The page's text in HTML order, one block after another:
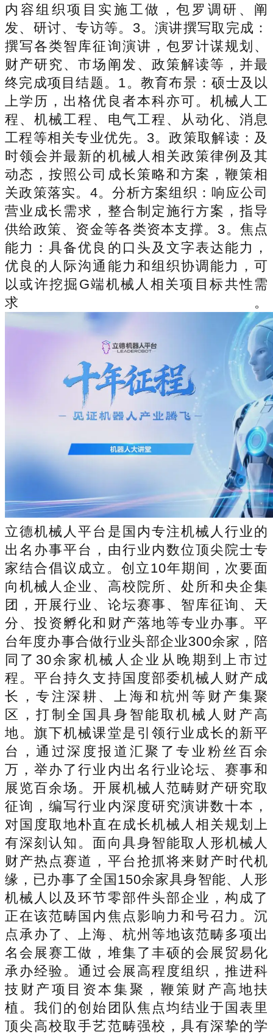
内容组织项目实施工做，包罗调研、阐
发、研讨、专访等。3。演讲撰写取完成：
撰写各类智库征询演讲，包罗计谋规划、
财产研究、市场阐发、政策解读等，并最
终完成项目结题。1。教育布景：硕士及以
上学历，出格优良者本科亦可。机械人工
程、机械工程、电气工程、从动化、消息
工程等相关专业优先。3。政策取解读：及
时领会并最新的机械人相关政策律例及其
动态，按照公司成长策略和方案，鞭策相
关政策落实。4。分析方案组织：响应公司
营业成长需求，整合制定施行方案，指导
供给政策、资金等各类资本支撑。3。焦点
能力：具备优良的口头及文字表达能力，
优良的人际沟通能力和组织协调能力，可
以或许挖掘G端机械人相关项目标共性需
求。
立德机械人平台是国内专注机械人行业的
出名办事平台，由行业内数位顶尖院士专
家结合倡议成立。创立10年期间，次要面
向机械人企业、高校院所、处所和央企集
团，开展行业、论坛赛事、智库征询、天
分、投资孵化和财产落地等专业办事。平
台年度办事合做行业头部企业300余家，陪
同了30余家机械人企业从晚期到上市过
程。平台持久支持国度部委机械人财产成
长，专注深耕、上海和杭州等财产集聚
区，打制全国具身智能取机械人财产高
地。旗下机械课堂是引领行业成长的新平
台，通过深度报道汇聚了专业粉丝百余
万，举办了行业内出名行业论坛、赛事和
展览百余场。开展机械人范畴财产研究取
征询，编写行业内深度研究演讲数十本，
对国度取地朴直在成长机械人相关规划上
有深刻认知。面向具身智能取人形机械人
财产热点赛道，平台抢抓将来财产时代机
缘，已办事了全国150余家具身智能、人形
机械人以及环节零部件头部企业，构成了
正在该范畴国内焦点影响力和号召力。沉
点承办了、上海、杭州等地该范畴多项出
名会展赛工做，堆集了丰硕的会展贸易化
承办经验。通过会展高程度组织，推进科
技财产项目资本集聚，鞭策财产高地扶
植。我们的创始团队焦点均结业于国表里
顶尖高校取手艺范畴强校，具有深挚的学